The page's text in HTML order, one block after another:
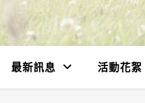
最新訊息 活動花絮